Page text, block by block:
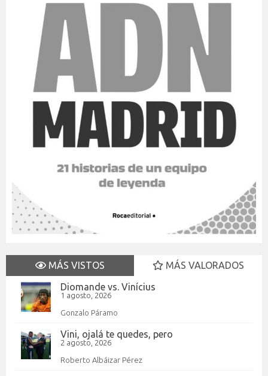
MÁS VISTOS
MÁS VALORADOS
Diomande vs. Vinícius
1 agosto, 2026
Gonzalo Páramo
Vini, ojalá te quedes, pero
2 agosto, 2026
Roberto Albáizar Pérez